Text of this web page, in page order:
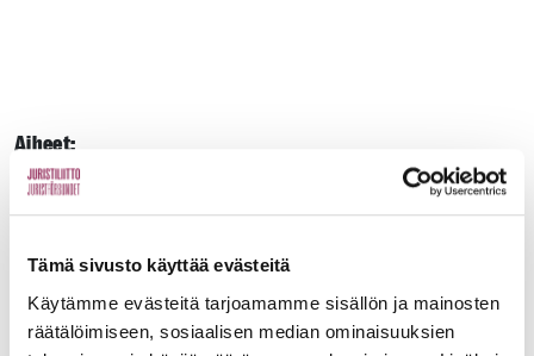
Tämä sivusto käyttää evästeitä
Käytämme evästeitä tarjoamamme sisällön ja mainosten
räätälöimiseen, sosiaalisen median ominaisuuksien
Aiheet:
JAA: